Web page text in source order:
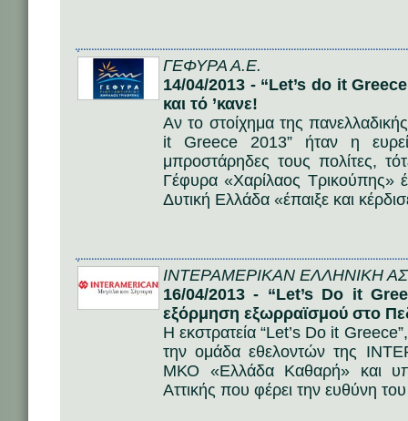
ΓΕΦΥΡΑ Α.Ε.
14/04/2013 - “Let’s do it
και τό ’κανε!
Αν το στοίχημα της
it Greece 2013” ήταν η
μπροστάρηδες τους πολίτες,
Γέφυρα «Χαρίλαος Τρικούπης»
Δυτική Ελλάδα «έπαιξε και
ΙΝΤΕΡΑΜΕΡΙΚΑΝ ΕΛΛΗΝΙΚΗ
16/04/2013 - “Let’s Do it
εξόρμηση εξωρραϊσμού στο
Η εκστρατεία “Let’s Do it
την ομάδα εθελοντών της
ΜΚΟ «Ελλάδα Καθαρή» και
Αττικής που φέρει την ευθύνη